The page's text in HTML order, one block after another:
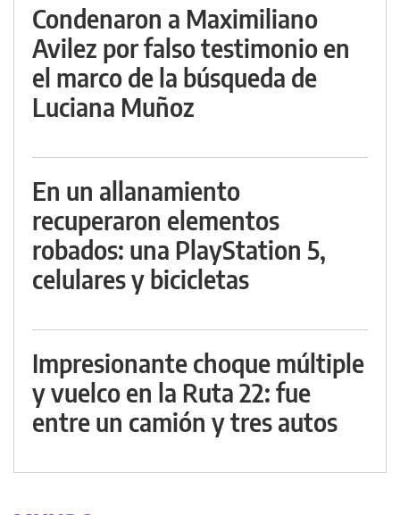
Condenaron a Maximiliano
Avilez por falso testimonio en
el marco de la búsqueda de
Luciana Muñoz
En un allanamiento
recuperaron elementos
robados: una PlayStation 5,
celulares y bicicletas
Impresionante choque múltiple
y vuelco en la Ruta 22: fue
entre un camión y tres autos